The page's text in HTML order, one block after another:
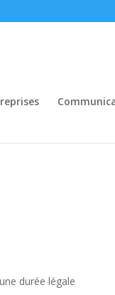
durée légale